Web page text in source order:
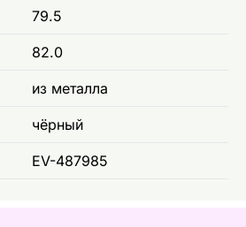
79.5
82.0
из металла
чёрный
EV-487985